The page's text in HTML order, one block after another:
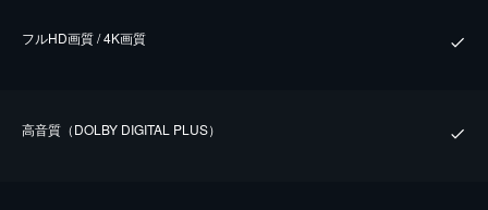
フルHD画質 / 4K画質
⾼⾳質（DOLBY DIGITAL PLUS）